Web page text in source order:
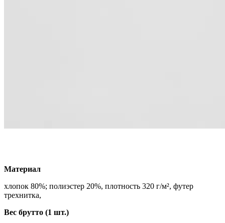
Материал
хлопок 80%; полиэстер 20%, плотность 320 г/м², футер
трехнитка,
Вес брутто (1 шт.)